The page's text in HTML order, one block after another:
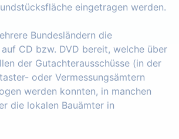
eingetragen werden.
Bundesländern die
CD bzw. DVD bereit, welche über
der Gutachterausschüsse (in der
oder Vermessungsämtern
werden konnten, in manchen
die lokalen Bauämter in